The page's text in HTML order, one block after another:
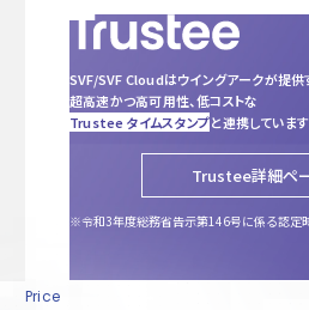
※令和3年度総務省告示第146号に係る認定
SVF/SVF Cloudはウイングアークが提供
超高速かつ高可用性、低コストな
Trustee タイムスタンプと連携しています
Trustee詳細ペ
Price